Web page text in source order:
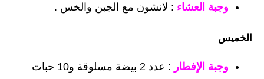
وجبة العشاء : لانشون مع الجبن والخس .
الخميس
وجبة الإفطار
: عدد 2 بيضة مسلوقة و10 حبات